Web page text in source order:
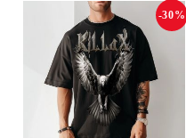
-30%